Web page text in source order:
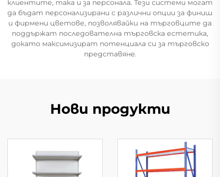
клиентите, така и за персонала. Тези системи могат
да бъдат персонализирани с различни опции за финиш
и фирмени цветове, позволявайки на търговците да
поддържат последователна търговска естетика,
докато максимизират потенциала си за търговско
представяне.
Нови продукти